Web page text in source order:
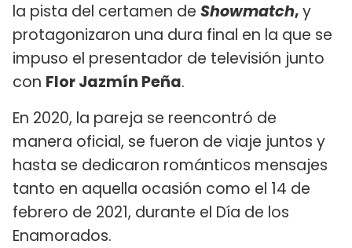
la pista del certamen de Showmatch,y
protagonizaron una dura final en la que se
impuso el presentador de televisión junto
con Flor Jazmín Peña.
En 2020, la pareja se reencontró de
manera oficial, se fueron de viaje juntos y
hasta se dedicaron románticos mensajes
tanto en aquella ocasión como el 14 de
febrero de 2021, durante el Día de los
Enamorados.